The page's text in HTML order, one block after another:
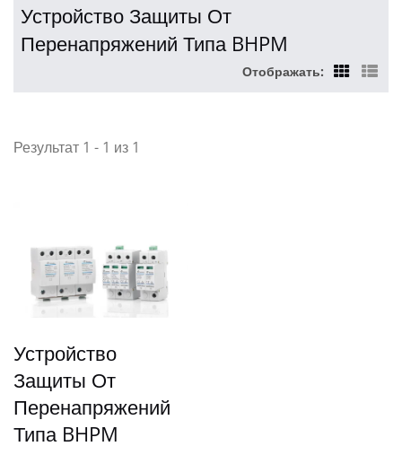
Устройство Защиты От
Перенапряжений Типа BHPM
Отображать:
Результат 1 - 1 из 1
Устройство
Защиты От
Перенапряжений
Типа BHPM